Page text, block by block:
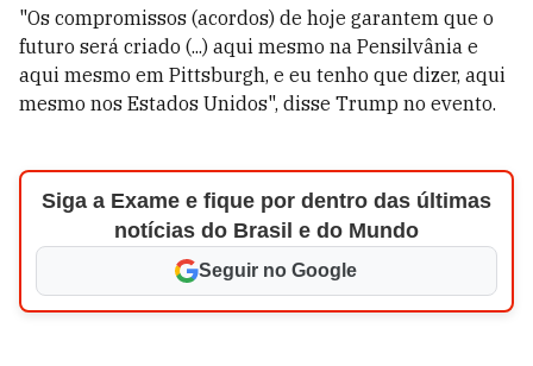
"Os compromissos (acordos) de hoje garantem que o
futuro será criado (...) aqui mesmo na Pensilvânia e
aqui mesmo em Pittsburgh, e eu tenho que dizer, aqui
mesmo nos Estados Unidos", disse Trump no evento.
Siga a Exame e fique por dentro das últimas
notícias do Brasil e do Mundo
Seguir no Google